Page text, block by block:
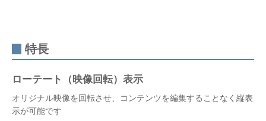
特長
ローテート（映像回転）表示
オリジナル映像を回転させ、コンテンツを編集することなく縦表
示が可能です